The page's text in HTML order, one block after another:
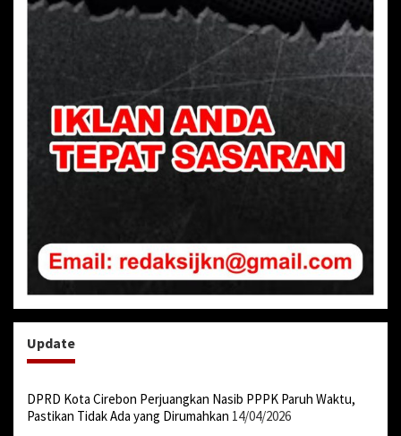
Update
DPRD Kota Cirebon Perjuangkan Nasib PPPK Paruh Waktu,
Pastikan Tidak Ada yang Dirumahkan 14/04/2026